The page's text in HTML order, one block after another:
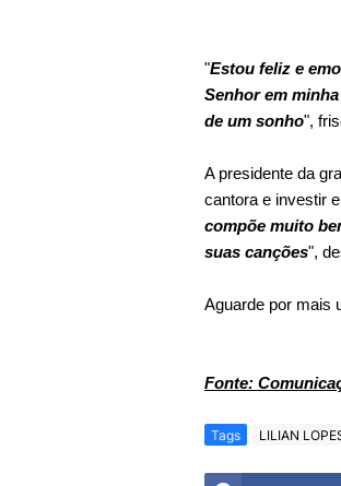
"Estou feliz e
Senhor em
de um sonho",
A presidente da
cantora e investir
compõe muito
suas canções",
Aguarde por mais
Fonte:
Tags LILIAN